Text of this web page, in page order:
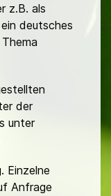
z.B. als
deutsches
der
unter
Einzelne
Anfrage